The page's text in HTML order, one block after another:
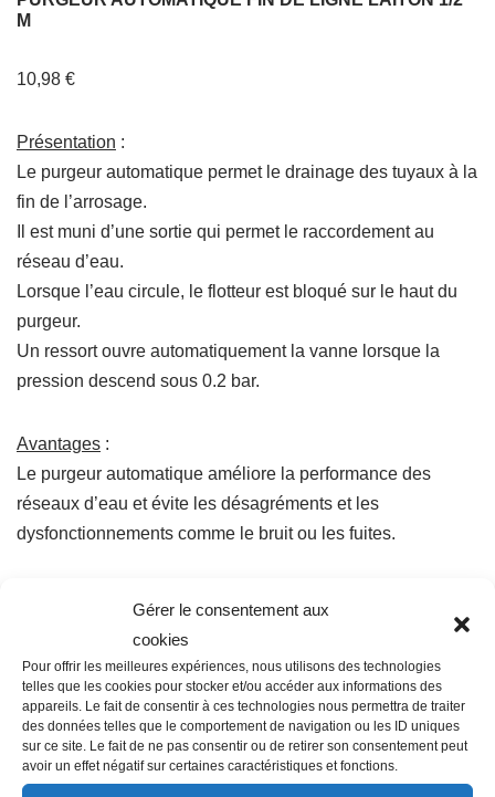
Gérer le consentement aux
cookies
Pour offrir les meilleures expériences, nous utilisons des technologies
telles que les cookies pour stocker et/ou accéder aux informations des
appareils. Le fait de consentir à ces technologies nous permettra de traiter
des données telles que le comportement de navigation ou les ID uniques
sur ce site. Le fait de ne pas consentir ou de retirer son consentement peut
avoir un effet négatif sur certaines caractéristiques et fonctions.
M
10,98 €
Présentation :
Le purgeur automatique permet le drainage des tuyaux à la
fin de l’arrosage.
Il est muni d’une sortie qui permet le raccordement au
réseau d’eau.
Lorsque l’eau circule, le flotteur est bloqué sur le haut du
purgeur.
Un ressort ouvre automatiquement la vanne lorsque la
pression descend sous 0.2 bar.
Avantages :
Le purgeur automatique améliore la performance des
réseaux d’eau et évite les désagréments et les
dysfonctionnements comme le bruit ou les fuites.
Le purgeur automatique s’installe sur un collier de prise en
charge 1/2″ et se place en fin de ligne, en point bas.
Ajouter au panier